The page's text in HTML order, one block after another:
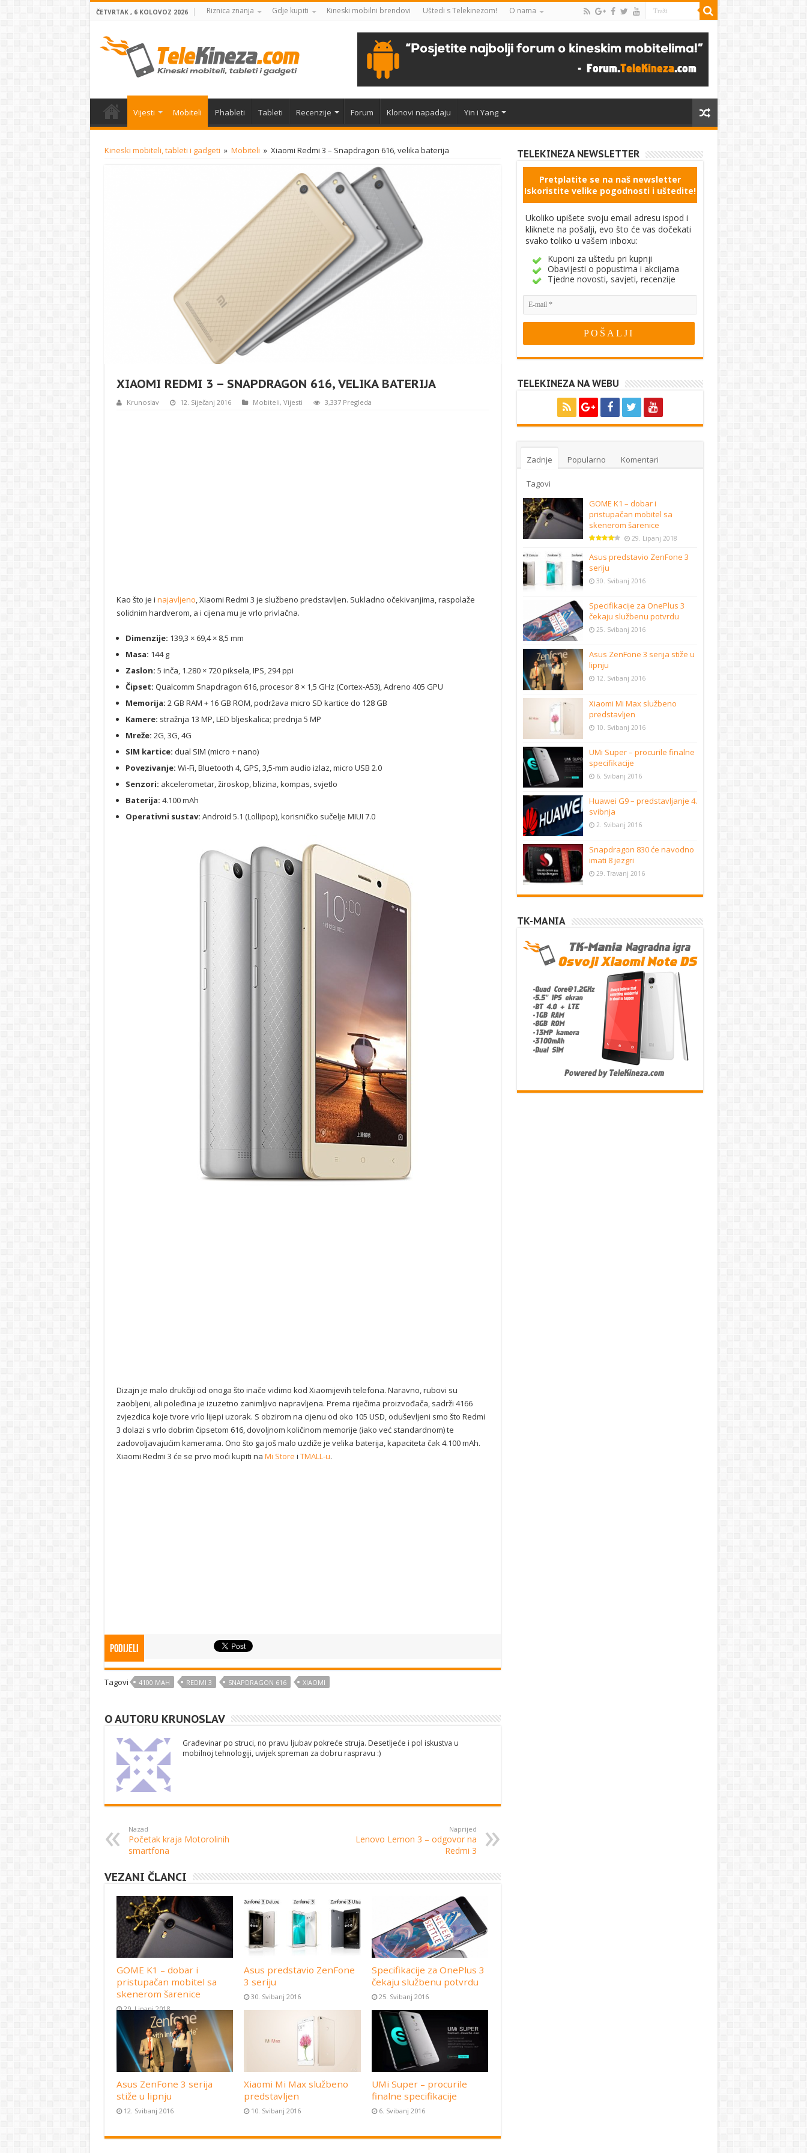
ČETVRTAK , 6 KOLOVOZ 2026 Riznica znanja Gdje kupiti Kineski mobilni brendovi Uštedi s Telekinezom! O nama
Vijesti Mobiteli Phableti Tableti Recenzije Forum Klonovi napadaju Yin i Yang
Kineski mobiteli, tableti i gadgeti » Mobiteli » Xiaomi Redmi 3 – Snapdragon 616, velika baterija
XIAOMI REDMI 3 – SNAPDRAGON 616, VELIKA BATERIJA
Krunoslav 12. Siječanj 2016 Mobiteli, Vijesti 3,337 Pregleda
Kao što je i najavljeno, Xiaomi Redmi 3 je službeno predstavljen. Sukladno očekivanjima, raspolaže
solidnim hardverom, a i cijena mu je vrlo privlačna.
Dimenzije: 139,3 × 69,4 × 8,5 mm
Masa: 144 g
Zaslon: 5 inča, 1.280 × 720 piksela, IPS, 294 ppi
Čipset: Qualcomm Snapdragon 616, procesor 8 × 1,5 GHz (Cortex-A53), Adreno 405 GPU
Memorija: 2 GB RAM + 16 GB ROM, podržava micro SD kartice do 128 GB
Kamere: stražnja 13 MP, LED bljeskalica; prednja 5 MP
Mreže: 2G, 3G, 4G
SIM kartice: dual SIM (micro + nano)
Povezivanje: Wi-Fi, Bluetooth 4, GPS, 3,5-mm audio izlaz, micro USB 2.0
Senzori: akcelerometar, žiroskop, blizina, kompas, svjetlo
Baterija: 4.100 mAh
Operativni sustav: Android 5.1 (Lollipop), korisničko sučelje MIUI 7.0
Dizajn je malo drukčiji od onoga što inače vidimo kod Xiaomijevih telefona. Naravno, rubovi su
zaobljeni, ali poleđina je izuzetno zanimljivo napravljena. Prema riječima proizvođača, sadrži 4166
zvjezdica koje tvore vrlo lijepi uzorak. S obzirom na cijenu od oko 105 USD, oduševljeni smo što Redmi
3 dolazi s vrlo dobrim čipsetom 616, dovoljnom količinom memorije (iako već standardnom) te
zadovoljavajućim kamerama. Ono što ga još malo uzdiže je velika baterija, kapaciteta čak 4.100 mAh.
Xiaomi Redmi 3 će se prvo moći kupiti na Mi Store i TMALL-u.
Podijeli
Tagovi 4100 MAH REDMI 3 SNAPDRAGON 616 XIAOMI
O AUTORU KRUNOSLAV
Građevinar po struci, no pravu ljubav pokreće struja. Desetljeće i pol iskustva u
mobilnoj tehnologiji, uvijek spreman za dobru raspravu :)
Nazad
Početak kraja Motorolinih
smartfona
Naprijed
Lenovo Lemon 3 – odgovor na
Redmi 3
VEZANI ČLANCI
GOME K1 – dobar i
pristupačan mobitel sa
skenerom šarenice
29. Lipanj 2018
Asus predstavio ZenFone
3 seriju
30. Svibanj 2016
Specifikacije za OnePlus 3
čekaju službenu potvrdu
25. Svibanj 2016
Asus ZenFone 3 serija
stiže u lipnju
12. Svibanj 2016
Xiaomi Mi Max službeno
predstavljen
10. Svibanj 2016
UMi Super – procurile
finalne specifikacije
6. Svibanj 2016
TELEKINEZA NEWSLETTER
Pretplatite se na naš newsletter
Iskoristite velike pogodnosti i uštedite!
Ukoliko upišete svoju email adresu ispod i
kliknete na pošalji, evo što će vas dočekati
svako toliko u vašem inboxu:
Kuponi za uštedu pri kupnji
Obavijesti o popustima i akcijama
Tjedne novosti, savjeti, recenzije
TELEKINEZA NA WEBU
Zadnje Popularno Komentari
Tagovi
GOME K1 – dobar i
pristupačan mobitel sa
skenerom šarenice
29. Lipanj 2018
Asus predstavio ZenFone 3
seriju
30. Svibanj 2016
Specifikacije za OnePlus 3
čekaju službenu potvrdu
25. Svibanj 2016
Asus ZenFone 3 serija stiže u
lipnju
12. Svibanj 2016
Xiaomi Mi Max službeno
predstavljen
10. Svibanj 2016
UMi Super – procurile finalne
specifikacije
6. Svibanj 2016
Huawei G9 – predstavljanje 4.
svibnja
2. Svibanj 2016
Snapdragon 830 će navodno
imati 8 jezgri
29. Travanj 2016
TK-MANIA